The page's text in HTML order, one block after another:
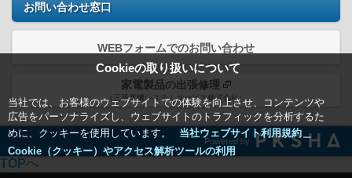
Cookieの取り扱いについて
当社では、お客様のウェブサイトでの体験を向上させ、コンテンツや
広告をパーソナライズし、ウェブサイトのトラフィックを分析するた
めに、クッキーを使用しています。
当社ウェブサイト利用規約＿
Cookie（クッキー）やアクセス解析ツールの利用
お問い合わせ窓口
WEBフォームでのお問い合わせ
家電製品の出張修理
（三菱電機システムサービス株式会社）
Powered by
TOPへ